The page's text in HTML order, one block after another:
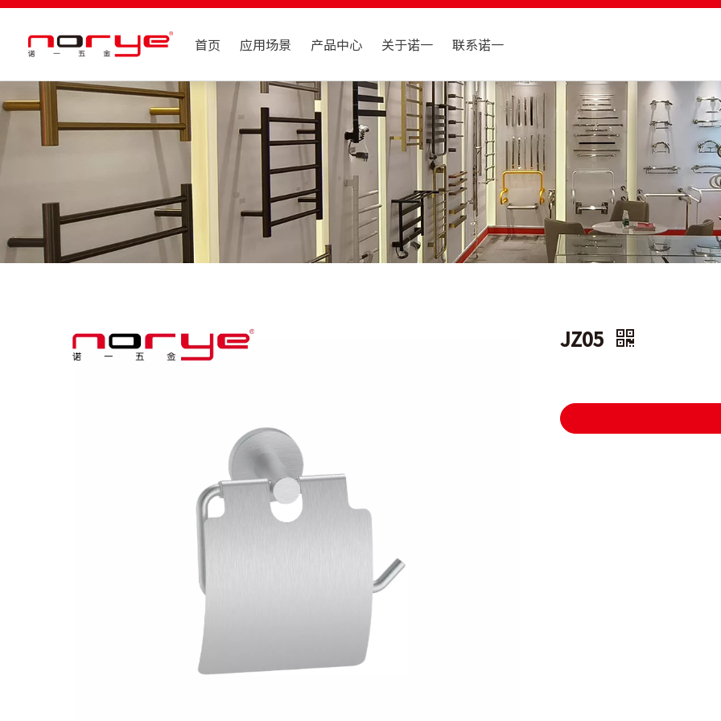
首页 应用场景 产品中心 关于诺一 联系诺一
JZ05